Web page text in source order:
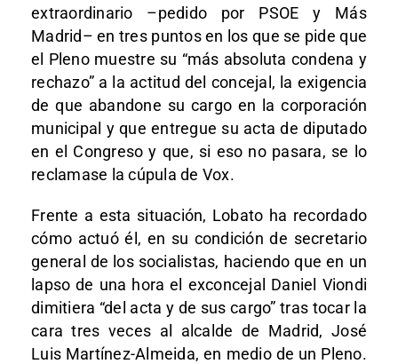
extraordinario –pedido por PSOE y Más
Madrid– en tres puntos en los que se pide que
el Pleno muestre su “más absoluta condena y
rechazo” a la actitud del concejal, la exigencia
de que abandone su cargo en la corporación
municipal y que entregue su acta de diputado
en el Congreso y que, si eso no pasara, se lo
reclamase la cúpula de Vox.
Frente a esta situación, Lobato ha recordado
cómo actuó él, en su condición de secretario
general de los socialistas, haciendo que en un
lapso de una hora el exconcejal Daniel Viondi
dimitiera “del acta y de sus cargo” tras tocar la
cara tres veces al alcalde de Madrid, José
Luis Martínez-Almeida, en medio de un Pleno.